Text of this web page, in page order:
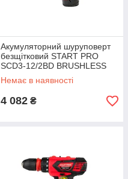
Акумуляторний шуруповерт
безщітковий START PRO
SCD3-12/2BD BRUSHLESS
Немає в наявності
4 082 ₴